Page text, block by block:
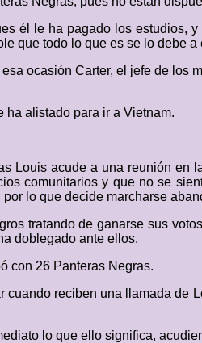
él le ha pagado los
que todo lo que es se lo debe
ocasión Carter, el jefe de
ha alistado para ir a Vietnam.
Louis acude a una reunión
comunitarios y que no se
lo que decide marcharse
tratando de ganarse sus
doblegado ante ellos.
con 26 Panteras Negras.
reciben una llamada
lo que ello significa,